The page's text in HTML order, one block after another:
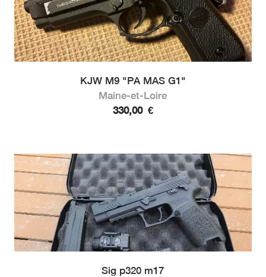
KJW M9 "PA MAS G1"
Maine-et-Loire
330,00 €
Sig p320 m17